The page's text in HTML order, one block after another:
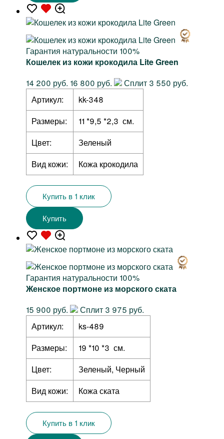
Гарантия натуральности 100%
Кошелек из кожи крокодила Lite Green
14 200 руб. 16 800 руб.
Сплит 3 550 руб.
Артикул:
kk-348
Размеры:
11 *9,5 *2,3 см.
Цвет:
Зеленый
Вид кожи:
Кожа крокодила
Купить в 1 клик
Купить
Гарантия натуральности 100%
Женское портмоне из морского ската
15 900 руб.
Сплит 3 975 руб.
Артикул:
ks-489
Размеры:
19 *10 *3 см.
Цвет:
Зеленый, Черный
Вид кожи:
Кожа ската
Купить в 1 клик